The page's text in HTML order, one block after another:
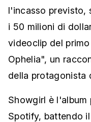
l'incasso previsto,
i 50 milioni di
videoclip del
Ophelia", un
della protagonista
Showgirl è l'album
Spotify, battendo